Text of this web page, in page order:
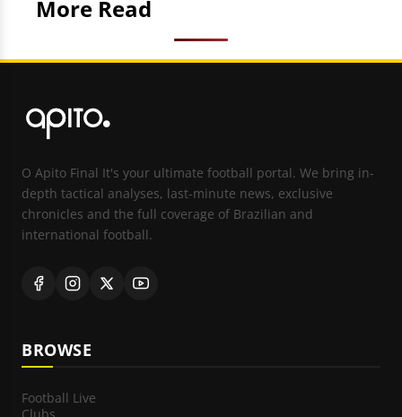
More Read
O Apito Final It's your ultimate football portal. We bring in-
depth tactical analyses, last-minute news, exclusive
chronicles and the full coverage of Brazilian and
international football.
BROWSE
Football Live